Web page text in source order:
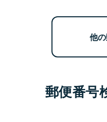
他
郵便番号